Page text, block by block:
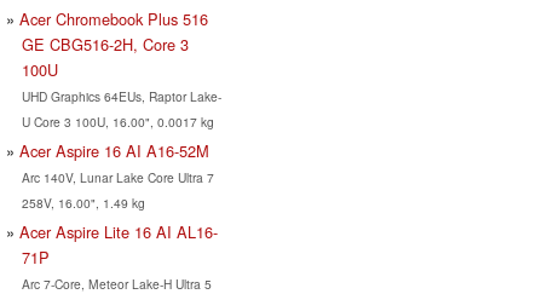
Acer Chromebook Plus 516
GE CBG516-2H, Core 3
100U
UHD Graphics 64EUs, Raptor Lake-
U Core 3 100U, 16.00", 0.0017 kg
Acer Aspire 16 AI A16-52M
Arc 140V, Lunar Lake Core Ultra 7
258V, 16.00", 1.49 kg
Acer Aspire Lite 16 AI AL16-
71P
Arc 7-Core, Meteor Lake-H Ultra 5